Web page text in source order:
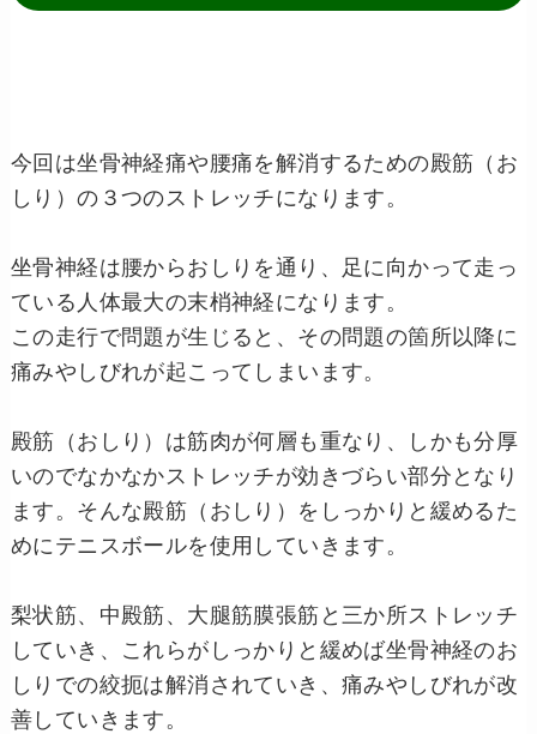
今回は坐骨神経痛や腰痛を解消するための殿筋（お
しり）の３つのストレッチになります。
坐骨神経は腰からおしりを通り、足に向かって走っ
ている人体最大の末梢神経になります。
この走行で問題が生じると、その問題の箇所以降に
痛みやしびれが起こってしまいます。
殿筋（おしり）は筋肉が何層も重なり、しかも分厚
いのでなかなかストレッチが効きづらい部分となり
ます。そんな殿筋（おしり）をしっかりと緩めるた
めにテニスボールを使用していきます。
梨状筋、中殿筋、大腿筋膜張筋と三か所ストレッチ
していき、これらがしっかりと緩めば坐骨神経のお
しりでの絞扼は解消されていき、痛みやしびれが改
善していきます。